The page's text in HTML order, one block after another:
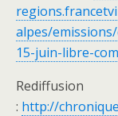
alpes/
15-juin-libre-
Rediffusion
: http://